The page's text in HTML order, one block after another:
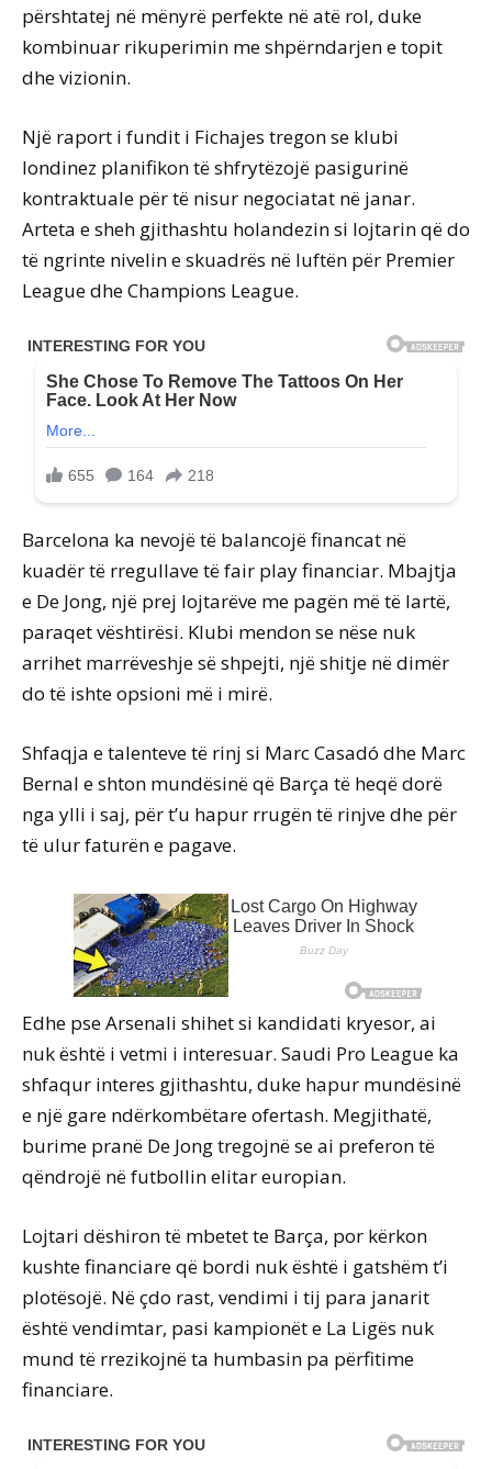
përshtatej në mënyrë perfekte në atë rol, duke
kombinuar rikuperimin me shpërndarjen e topit
dhe vizionin.
Një raport i fundit i Fichajes tregon se klubi
londinez planifikon të shfrytëzojë pasigurinë
kontraktuale për të nisur negociatat në janar.
Arteta e sheh gjithashtu holandezin si lojtarin që do
të ngrinte nivelin e skuadrës në luftën për Premier
League dhe Champions League.
Barcelona ka nevojë të balancojë financat në
kuadër të rregullave të fair play financiar. Mbajtja
e De Jong, një prej lojtarëve me pagën më të lartë,
paraqet vështirësi. Klubi mendon se nëse nuk
arrihet marrëveshje së shpejti, një shitje në dimër
do të ishte opsioni më i mirë.
Shfaqja e talenteve të rinj si Marc Casadó dhe Marc
Bernal e shton mundësinë që Barça të heqë dorë
nga ylli i saj, për t’u hapur rrugën të rinjve dhe për
të ulur faturën e pagave.
Edhe pse Arsenali shihet si kandidati kryesor, ai
nuk është i vetmi i interesuar. Saudi Pro League ka
shfaqur interes gjithashtu, duke hapur mundësinë
e një gare ndërkombëtare ofertash. Megjithatë,
burime pranë De Jong tregojnë se ai preferon të
qëndrojë në futbollin elitar europian.
Lojtari dëshiron të mbetet te Barça, por kërkon
kushte financiare që bordi nuk është i gatshëm t’i
plotësojë. Në çdo rast, vendimi i tij para janarit
është vendimtar, pasi kampionët e La Ligës nuk
mund të rrezikojnë ta humbasin pa përfitime
financiare.